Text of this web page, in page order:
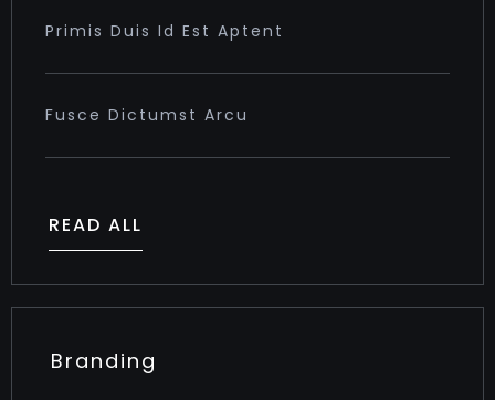
Primis Duis Id Est Aptent
Fusce Dictumst Arcu
READ ALL
Branding